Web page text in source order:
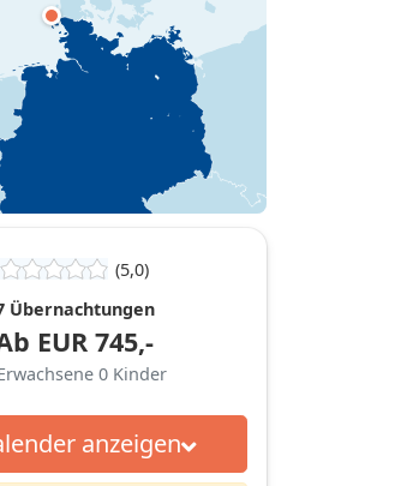
(5,0)
Übernachtungen
EUR 745,-
0 Kinder
anzeigen